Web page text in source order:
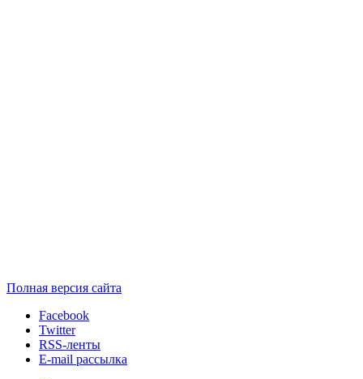
Полная версия сайта
Facebook
Twitter
RSS-ленты
E-mail рассылка